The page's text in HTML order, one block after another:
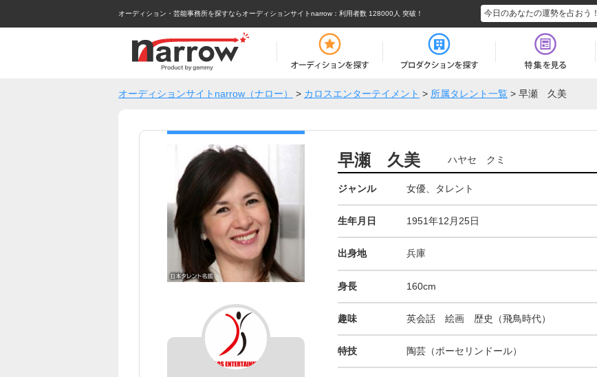
オーディション・芸能事務所を探すならオーディションサイトnarrow ：利用者数 128000人 突破！ 今日のあなたの運勢を占おう！
オーディションサイトnarrow（ナロー） > カロスエンターテイメント > 所属タレント一覧 > 早瀬 久美
早瀬 久美 ハヤセ クミ
ジャンル 女優、タレント
生年月日 1951年12月25日
出身地 兵庫
身長 160cm
趣味 英会話 絵画 歴史（飛鳥時代）
特技 陶芸（ポーセリンドール）